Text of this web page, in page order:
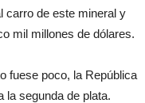
carro de este mineral y
mil millones de dólares.
fuese poco, la República
la segunda de plata.